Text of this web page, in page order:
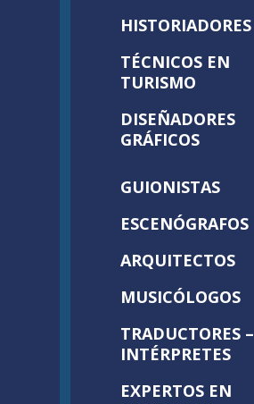
HISTORIADORES
TÉCNICOS EN
TURISMO
DISEÑADORES
GRÁFICOS
GUIONISTAS
ESCENÓGRAFOS
ARQUITECTOS
MUSICÓLOGOS
TRADUCTORES –
INTÉRPRETES
EXPERTOS EN